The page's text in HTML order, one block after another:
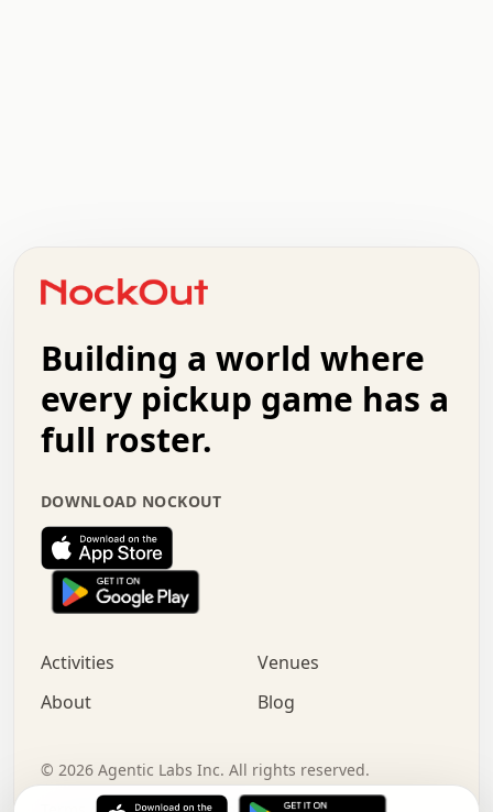
+   .   .   .   .   .   .   .   .   .   +   .   .
.   .   .   .   .   .   .   .   .   .   .   :   .
.   .   .   .   +   .   .   .   .   .   .   .   +
.   :   .   .   .   .   .   .   .   .   o   .   .
.   .   x   .   .   .   .   .   .   :   .   .   o
.   .   .   .   :   .   .   .   .   o   .   .   .
.   .   .   .   .   .   .   :   .   .   .   .   .
.   .   .   .   .   .   .   +   .   .   x   .   .
.   .   .   .   .   :   +   .   .   .   .   .   o
.   .   .   .   .   .   .   .   .   .   .   .   .
.   .   :   o   .   .   .   .   .   .   .   +   .
.   o   .   .   .   .   x   .   .   .   .   .   .
+   .   o   .   .   .   .   o   .   .   .   .
.   +   .   .   .   .   .   .   .   .   :   .   x
.   .   .   .   .   .   .   .   .   .   .   .   .   .
Building a world where
every pickup game has a
full roster.
DOWNLOAD NOCKOUT
Activities
Venues
About
Blog
© 2026 Agentic Labs Inc. All rights reserved.